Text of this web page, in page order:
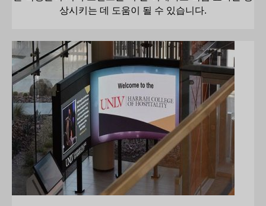
상시키는 데 도움이 될 수 있습니다.